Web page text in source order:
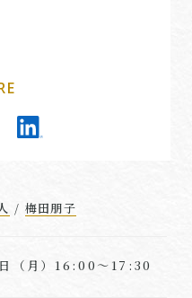
/ 梅田朋子
（月）16:00～17:30